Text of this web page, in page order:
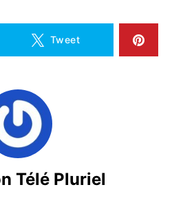
Tweet
Télé Pluriel